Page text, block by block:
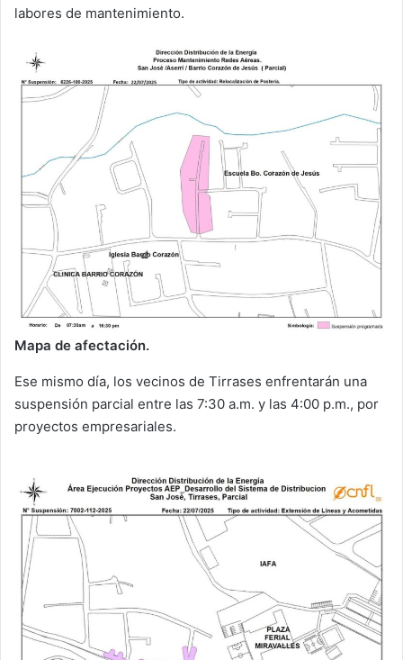
labores de mantenimiento.
Mapa de afectación.
Ese mismo día, los vecinos de Tirrases enfrentarán una
suspensión parcial entre las 7:30 a.m. y las 4:00 p.m., por
proyectos empresariales.